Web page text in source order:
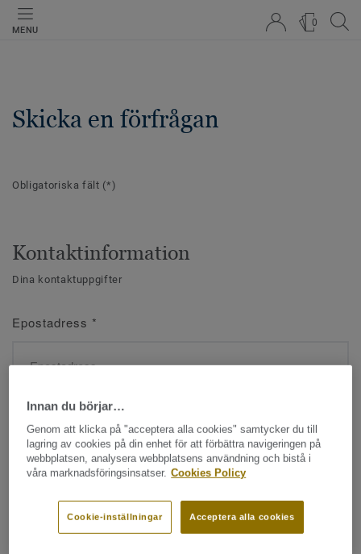
MENU
0
Skicka en förfrågan
Obligatoriska fält (*)
Kontaktinformation
Dina kontaktuppgifter
Epostadress *
Namn*
Efternamn*
Innan du börjar…
Genom att klicka på "acceptera alla cookies" samtycker du till
lagring av cookies på din enhet för att förbättra navigeringen på
webbplatsen, analysera webbplatsens användning och bistå i
våra marknadsföringsinsatser. Cookies Policy
Acceptera alla cookies
Cookie-inställningar